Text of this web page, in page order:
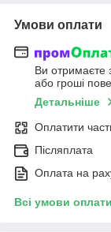
Умови оплати
Ви отримаєте
або гроші
Детальніше
Оплатити
Післяплата
Оплата на
Всі умови оплати